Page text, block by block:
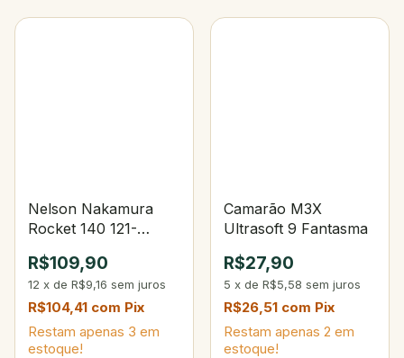
Nelson Nakamura
Rocket 140 121-
Tiger
R$109,90
12 x de R$9,16 sem juros
R$104,41 com Pix
Restam apenas 3 em
estoque!
Camarão M3X
Ultrasoft 9 Fantasma
R$27,90
5 x de R$5,58 sem juros
R$26,51 com Pix
Restam apenas 2 em
estoque!